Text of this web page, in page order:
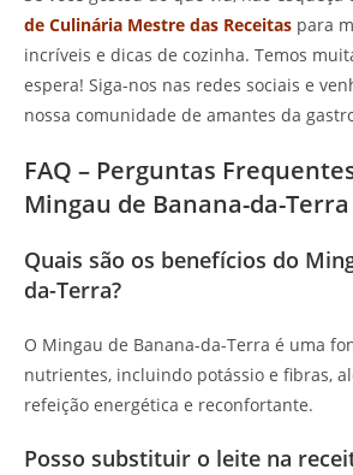
de Culinária Mestre das Receitas para
incríveis e dicas de cozinha. Temos
espera! Siga-nos nas redes sociais e
nossa comunidade de amantes da
FAQ – Perguntas
Mingau de Banana-da-Terra
Quais são os benefícios do
da-Terra?
O Mingau de Banana-da-Terra é uma
nutrientes, incluindo potássio e fibras,
refeição energética e reconfortante.
Posso substituir o leite na